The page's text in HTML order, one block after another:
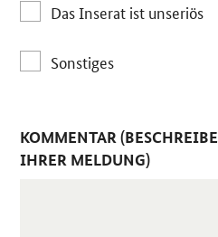
Das Inserat ist unseriös
Sonstiges
KOMMENTAR
IHRER MELDUNG)